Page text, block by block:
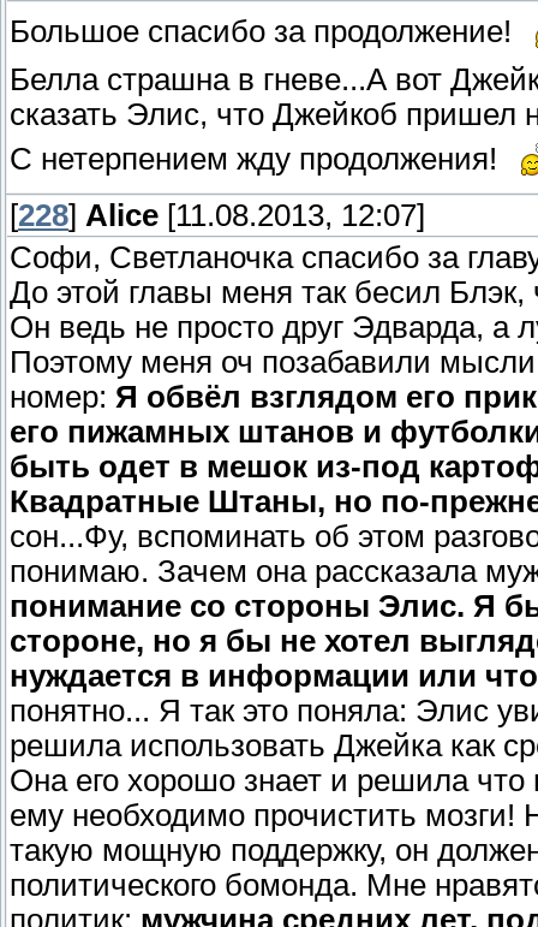
Большое спасибо за продолжение!
Белла страшна в гневе...А вот
сказать Элис, что Джейкоб пришел
С нетерпением жду продолжения!
[228] Alice [11.08.2013, 12:07]
Софи, Светланочка спасибо за
До этой главы меня так бесил
Он ведь не просто друг Эдварда, а
Поэтому меня оч позабавили
номер: Я обвёл взглядом его
его пижамных штанов и
быть одет в мешок из-под
Квадратные Штаны, но по-
сон...Фу, вспоминать об этом
понимаю. Зачем она рассказала
понимание со стороны Элис. Я
стороне, но я бы не хотел
нуждается в информации или
понятно... Я так это поняла: Элис
решила использовать Джейка как
Она его хорошо знает и решила
ему необходимо прочистить
такую мощную поддержку, он
политического бомонда. Мне
политик: мужчина средних лет,